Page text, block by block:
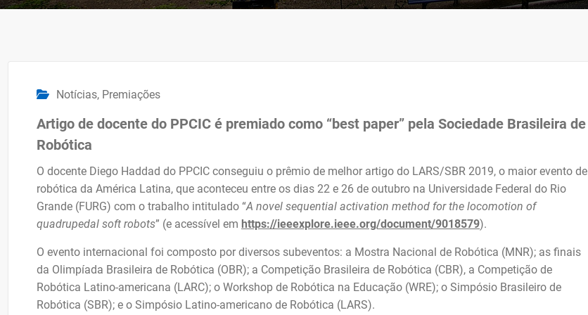
Notícias, Premiações
Artigo de docente do PPCIC é premiado como “best paper” pela Sociedade Brasileira de
Robótica
O docente Diego Haddad do PPCIC conseguiu o prêmio de melhor artigo do LARS/SBR 2019, o maior evento de
robótica da América Latina, que aconteceu entre os dias 22 e 26 de outubro na Universidade Federal do Rio
Grande (FURG) com o trabalho intitulado “A novel sequential activation method for the locomotion of
quadrupedal soft robots” (e acessível em https://ieeexplore.ieee.org/document/9018579).
O evento internacional foi composto por diversos subeventos: a Mostra Nacional de Robótica (MNR); as finais
da Olimpíada Brasileira de Robótica (OBR); a Competição Brasileira de Robótica (CBR), a Competição de
Robótica Latino-americana (LARC); o Workshop de Robótica na Educação (WRE); o Simpósio Brasileiro de
Robótica (SBR); e o Simpósio Latino-americano de Robótica (LARS).